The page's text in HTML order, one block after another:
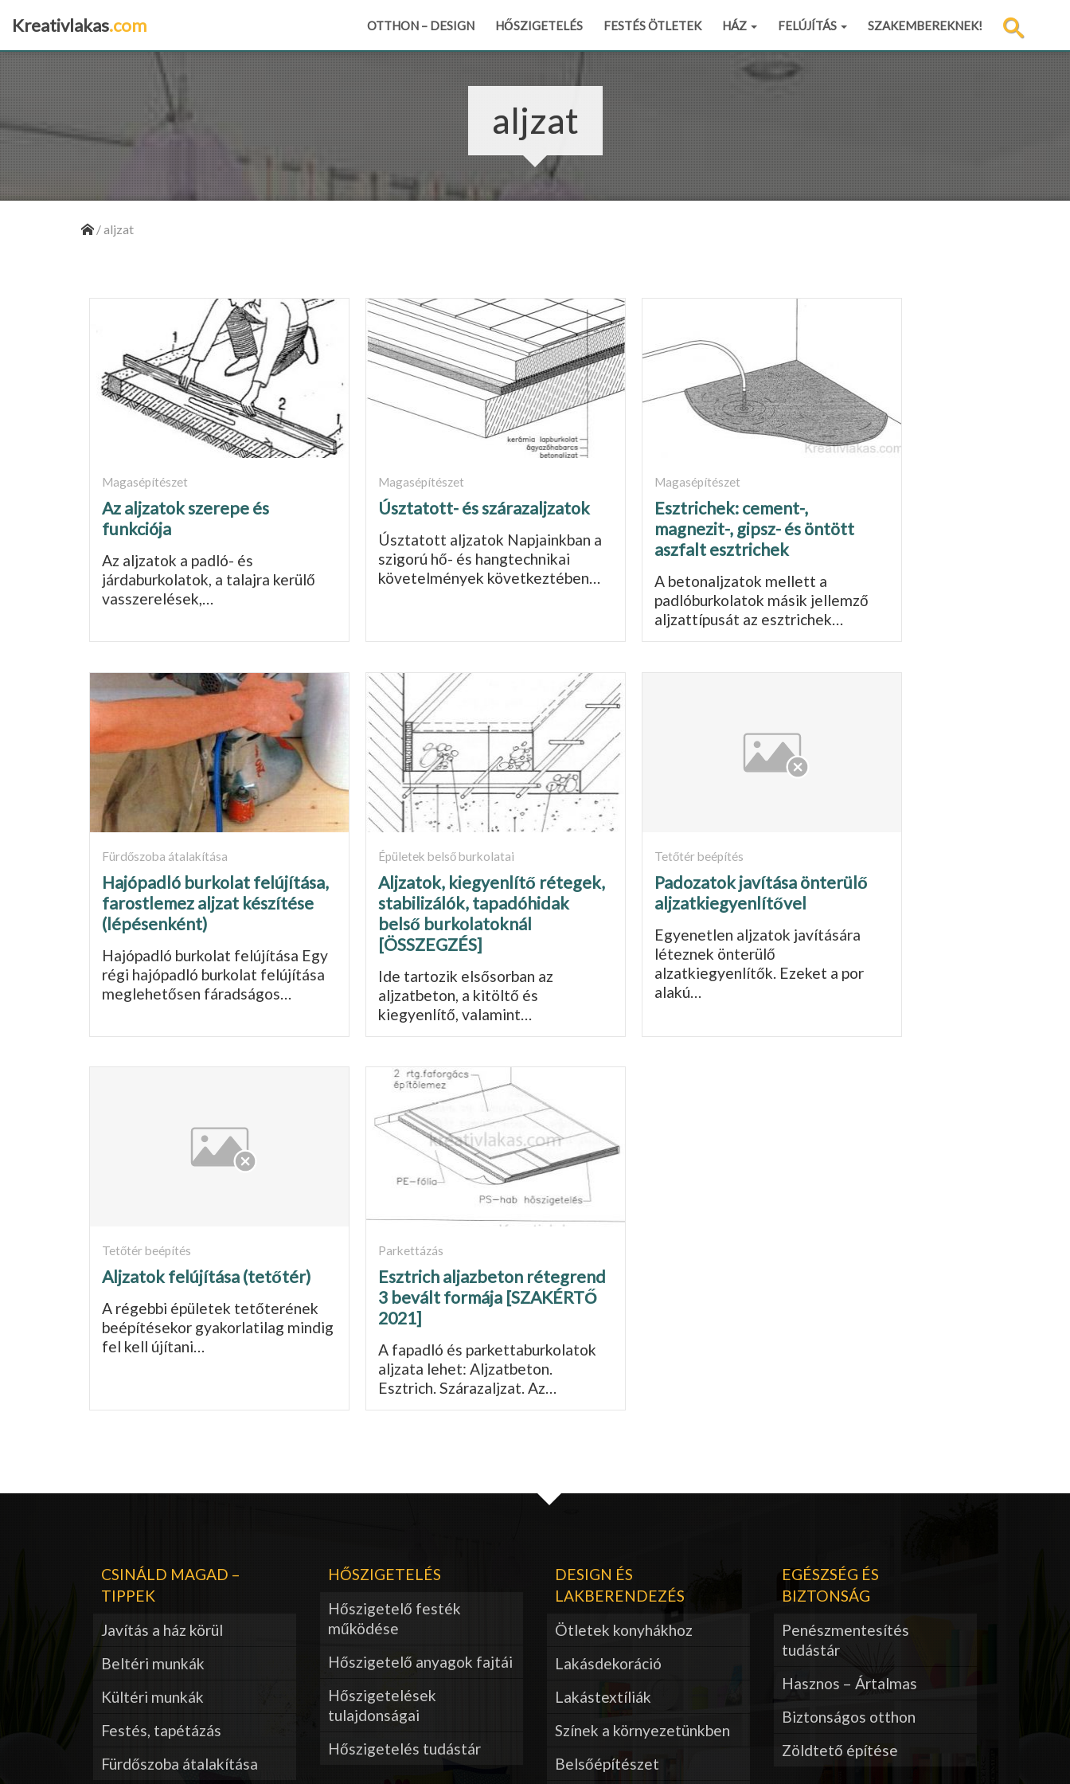
Kreativlakas.com OTTHON – DESIGN HŐSZIGETELÉS FESTÉS ÖTLETEK HÁZ FELÚJÍTÁS SZAKEMBEREKNEK!
aljzat
/aljzat
Magasépítészet
Az aljzatok szerepe és
funkciója
Az aljzatok a padló- és
járdaburkolatok, a talajra kerülő
vasszerelések,…
Magasépítészet
Úsztatott- és szárazaljzatok
Úsztatott aljzatok Napjainkban a
szigorú hő- és hangtechnikai
követel­mények következtében…
Magasépítészet
Esztrichek: cement-,
magnezit-, gipsz- és öntött
aszfalt esztrichek
A betonaljzatok mellett a
padlóburkolatok másik jellem­ző
aljzattípusát az esztrichek…
Fürdőszoba átalakítása
Hajópadló burkolat felújítása,
farostlemez aljzat készítése
(lépésenként)
Hajópadló burkolat felújítása Egy
régi hajópadló burkolat felújítása
meglehetősen fáradságos…
Épületek belső burkolatai
Aljzatok, kiegyenlítő rétegek,
stabilizálók, tapadóhidak
belső burkolatoknál
[ÖSSZEGZÉS]
Ide tartozik elsősorban az
aljzatbeton, a kitöltő és
kiegyenlítő, valamint…
Tetőtér beépítés
Padozatok javítása önterülő
aljzatkiegyenlítővel
Egyenetlen aljzatok javítására
léteznek ön­terülő
alzatkiegyenlítők. Ezeket a por
alakú…
Tetőtér beépítés
Aljzatok felújítása (tetőtér)
A régebbi épületek tetőterének
beépítésekor gyakorlatilag mindig
fel kell újítani…
Parkettázás
Esztrich aljazbeton rétegrend
3 bevált formája [SZAKÉRTŐ
2021]
A fapadló és parkettaburkolatok
aljzata lehet: Aljzatbeton.
Esztrich. Szárazaljzat. Az…
CSINÁLD MAGAD –
TIPPEK
Javítás a ház körül
Beltéri munkák
Kültéri munkák
Festés, tapétázás
Fürdőszoba átalakítása
HŐSZIGETELÉS
Hőszigetelő festék
működése
Hőszigetelő anyagok fajtái
Hőszigetelések
tulajdonságai
Hőszigetelés tudástár
DESIGN ÉS
LAKBERENDEZÉS
Ötletek konyhákhoz
Lakásdekoráció
Lakástextíliák
Színek a környezetünkben
Belsőépítészet
EGÉSZSÉG ÉS
BIZTONSÁG
Penészmentesítés
tudástár
Hasznos – Ártalmas
Biztonságos otthon
Zöldtető építése
×